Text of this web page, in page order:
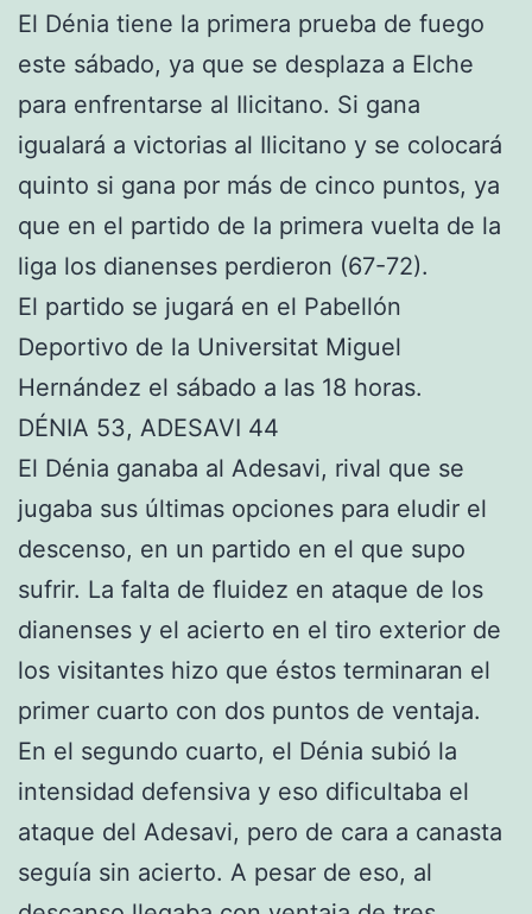
El Dénia tiene la primera prueba de fuego
este sábado, ya que se desplaza a Elche
para enfrentarse al Ilicitano. Si gana
igualará a victorias al Ilicitano y se colocará
quinto si gana por más de cinco puntos, ya
que en el partido de la primera vuelta de la
liga los dianenses perdieron (67-72).
El partido se jugará en el Pabellón
Deportivo de la Universitat Miguel
Hernández el sábado a las 18 horas.
DÉNIA 53, ADESAVI 44
El Dénia ganaba al Adesavi, rival que se
jugaba sus últimas opciones para eludir el
descenso, en un partido en el que supo
sufrir. La falta de fluidez en ataque de los
dianenses y el acierto en el tiro exterior de
los visitantes hizo que éstos terminaran el
primer cuarto con dos puntos de ventaja.
En el segundo cuarto, el Dénia subió la
intensidad defensiva y eso dificultaba el
ataque del Adesavi, pero de cara a canasta
seguía sin acierto. A pesar de eso, al